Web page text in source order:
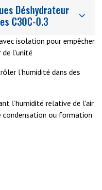
Déshydrateur
C30C-0.3
isolation pour empêcher
de l'unité
l'humidité dans des
l'humidité relative de l'air
ou formation